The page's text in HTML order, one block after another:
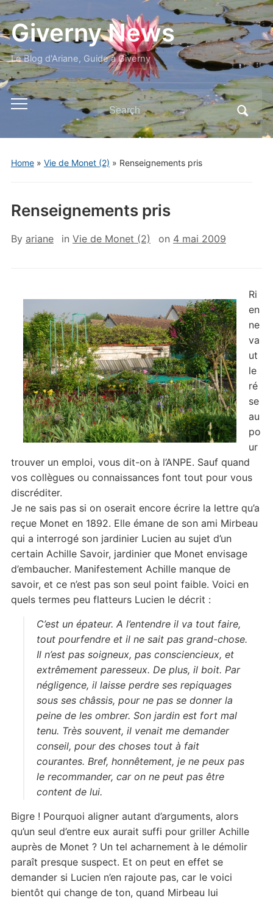
Giverny News
Le Blog d'Ariane, Guide à Giverny
Toggle
menu
Search
for:
Home» Vie de Monet (2) » Renseignements pris
Renseignements pris
By ariane in Vie de Monet (2) on 4 mai 2009
Ri
en
ne
va
ut
le
ré
se
au
po
ur
trouver un emploi, vous dit-on à l’ANPE. Sauf quand
vos collègues ou connaissances font tout pour vous
discréditer.
Je ne sais pas si on oserait encore écrire la lettre qu’a
reçue Monet en 1892. Elle émane de son ami Mirbeau
qui a interrogé son jardinier Lucien au sujet d’un
certain Achille Savoir, jardinier que Monet envisage
d’embaucher. Manifestement Achille manque de
savoir, et ce n’est pas son seul point faible. Voici en
quels termes peu flatteurs Lucien le décrit :
C’est un épateur. A l’entendre il va tout faire,
tout pourfendre et il ne sait pas grand-chose.
Il n’est pas soigneux, pas consciencieux, et
extrêmement paresseux. De plus, il boit. Par
négligence, il laisse perdre ses repiquages
sous ses châssis, pour ne pas se donner la
peine de les ombrer. Son jardin est fort mal
tenu. Très souvent, il venait me demander
conseil, pour des choses tout à fait
courantes. Bref, honnêtement, je ne peux pas
le recommander, car on ne peut pas être
content de lui.
Bigre ! Pourquoi aligner autant d’arguments, alors
qu’un seul d’entre eux aurait suffi pour griller Achille
auprès de Monet ? Un tel acharnement à le démolir
paraît presque suspect. Et on peut en effet se
demander si Lucien n’en rajoute pas, car le voici
bientôt qui change de ton, quand Mirbeau lui